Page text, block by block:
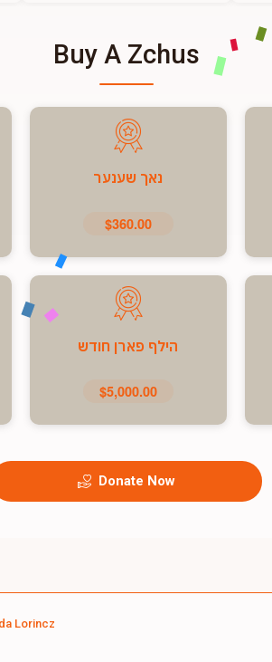
Buy A Zchus
נאך שענער
$360.00
הילף פארן חודש
$5,000.00
Donate Now
Lorincz